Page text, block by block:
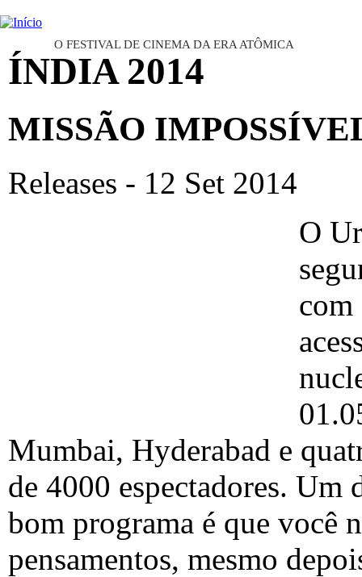
O FESTIVAL DE CINEMA DA ERA ATÔMICA
ÍNDIA 2014
MISSÃO
Releases - 12 Set 2014
O
com
Mumbai, Hyderabad e
de 4000 espectadores. Um
bom programa é que você
pensamentos, mesmo